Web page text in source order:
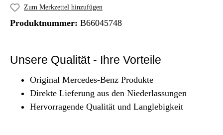
Zum Merkzettel hinzufügen
Produktnummer: B66045748
Unsere Qualität - Ihre Vorteile
Original Mercedes-Benz Produkte
Direkte Lieferung aus den Niederlassungen
Hervorragende Qualität und Langlebigkeit